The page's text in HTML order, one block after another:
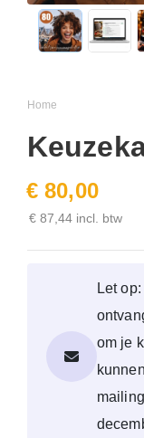
Home
€ 80,00
€ 87,44 incl. btw
Let
om je